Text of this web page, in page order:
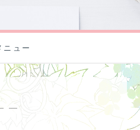
ニュー
—